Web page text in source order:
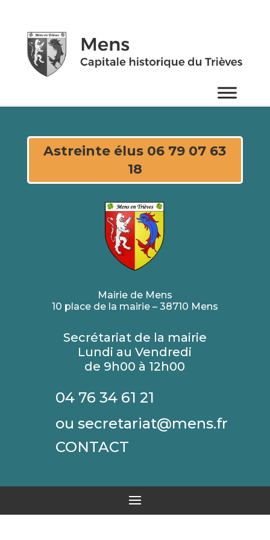
Astreinte élus 06 79 07 63
18
Mairie de Mens
10 place de la mairie – 38710 Mens
Secrétariat de la mairie
Lundi au Vendredi
de 9h00 à 12h00
04 76 34 61 21
ou secretariat@mens.fr
CONTACT